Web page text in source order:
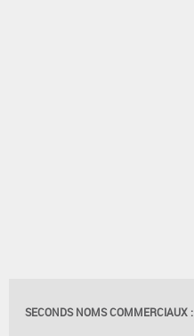
SECONDS NOMS COMMERCIAUX :